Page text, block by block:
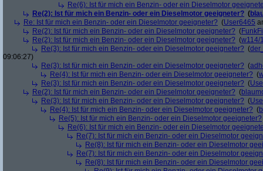
Re(6): Ist für mich ein Benzin- oder ein Dieselmotor
Re(2): Ist für mich ein Benzin- oder ein Dieselmotor geeigneter? (
Re: Ist für mich ein Benzin- oder ein Dieselmotor geeigneter? (User6465
Re(2): Ist für mich ein Benzin- oder ein Dieselmotor geeigneter? (
Re(2): Ist für mich ein Benzin- oder ein Dieselmotor geeigneter? (w114/
Re(3): Ist für mich ein Benzin- oder ein Dieselmotor geeigneter? (
09:06:27)
Re(3): Ist für mich ein Benzin- oder ein Dieselmotor geeigneter? (
Re(4): Ist für mich ein Benzin- oder ein Dieselmotor geeigneter? (
Re(3): Ist für mich ein Benzin- oder ein Dieselmotor geeigneter? (
Re(2): Ist für mich ein Benzin- oder ein Dieselmotor geeigneter? (
Re(3): Ist für mich ein Benzin- oder ein Dieselmotor geeigneter? (
Re(4): Ist für mich ein Benzin- oder ein Dieselmotor geeigneter? (
Re(5): Ist für mich ein Benzin- oder ein Dieselmotor geeigneter?
Re(6): Ist für mich ein Benzin- oder ein Dieselmotor
Re(7): Ist für mich ein Benzin- oder ein Dieselmotor
Re(8): Ist für mich ein Benzin- oder ein Dieselmotor
Re(7): Ist für mich ein Benzin- oder ein Dieselmotor
Re(8): Ist für mich ein Benzin- oder ein Dieselmotor